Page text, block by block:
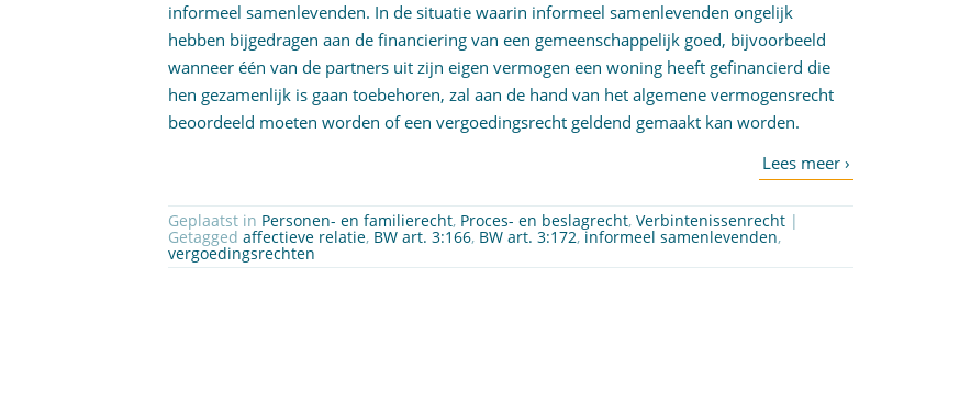
informeel samenlevenden. In de situatie waarin informeel samenlevenden ongelijk
hebben bijgedragen aan de financiering van een gemeenschappelijk goed, bijvoorbeeld
wanneer één van de partners uit zijn eigen vermogen een woning heeft gefinancierd die
hen gezamenlijk is gaan toebehoren, zal aan de hand van het algemene vermogensrecht
beoordeeld moeten worden of een vergoedingsrecht geldend gemaakt kan worden.
Geplaatst in Personen- en familierecht, Proces- en beslagrecht,Verbintenissenrecht
Getaggedaffectieve relatie, BW art. 3:166, BW art. 3:172,informeel samenlevenden,
vergoedingsrechten